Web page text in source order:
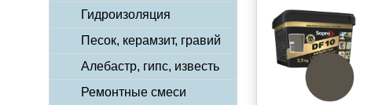
Гидроизоляция
Песок, керамзит, гравий
Алебастр, гипс, известь
Ремонтные смеси